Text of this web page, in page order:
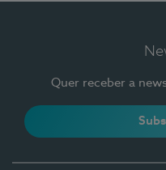
Quer receber a